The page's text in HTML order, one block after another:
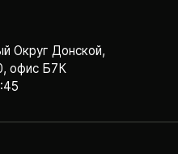
Округ Донской,
офис Б7К